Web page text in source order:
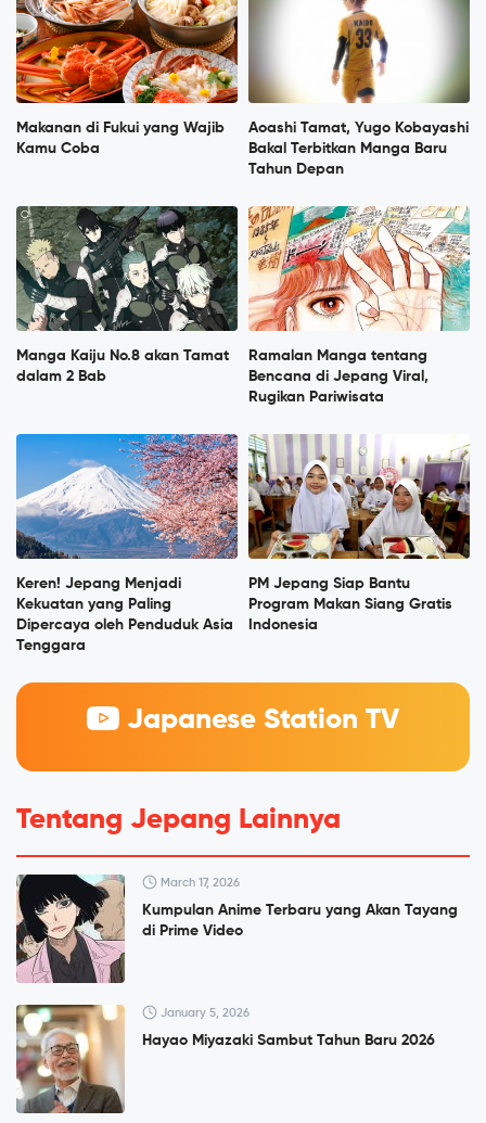
Makanan di Fukui yang Wajib
Kamu Coba
Aoashi Tamat, Yugo Kobayashi
Bakal Terbitkan Manga Baru
Tahun Depan
Manga Kaiju No.8 akan Tamat
dalam 2 Bab
Ramalan Manga tentang
Bencana di Jepang Viral,
Rugikan Pariwisata
Keren! Jepang Menjadi
Kekuatan yang Paling
Dipercaya oleh Penduduk Asia
Tenggara
PM Jepang Siap Bantu
Program Makan Siang Gratis
Indonesia
Japanese Station TV
Tentang Jepang Lainnya
March 17, 2026
Kumpulan Anime Terbaru yang Akan Tayang
di Prime Video
January 5, 2026
Hayao Miyazaki Sambut Tahun Baru 2026